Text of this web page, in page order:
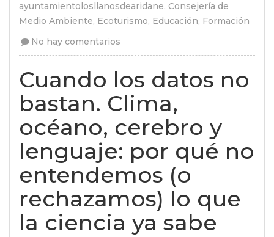
ayuntamientolosllanosdearidane, Consejería de
Medio Ambiente, Ecoturismo, Educación, Formación
No hay comentarios
Cuando los datos no
bastan. Clima,
océano, cerebro y
lenguaje: por qué no
entendemos (o
rechazamos) lo que
la ciencia ya sabe